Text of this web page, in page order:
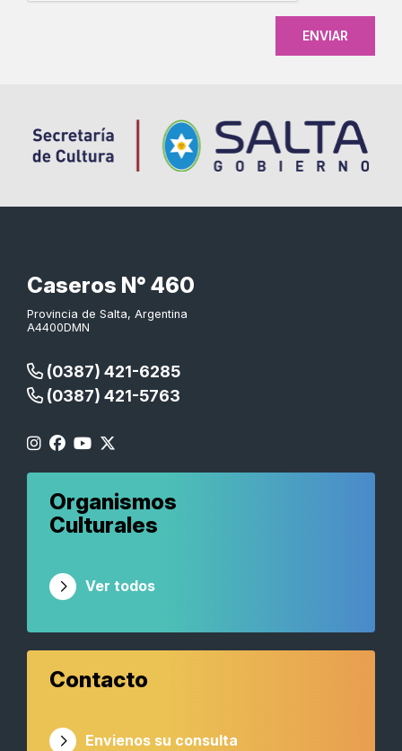
Caseros N° 460
Provincia de Salta, Argentina
A4400DMN
(0387) 421-6285
(0387) 421-5763
Organismos
Culturales
Ver todos
Contacto
Envienos su consulta